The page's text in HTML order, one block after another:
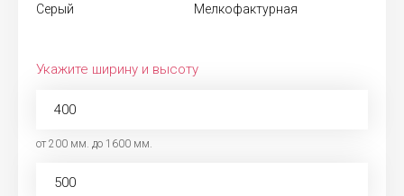
Серый
Мелкофактурная
Укажите ширину и высоту
от 200 мм. до 1600 мм.